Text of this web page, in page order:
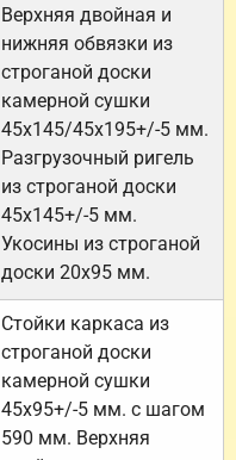
Верхняя двойная и
нижняя обвязки из
строганой доски
камерной сушки
45х145/45х195+/-5 мм.
Разгрузочный ригель
из строганой доски
45х145+/-5 мм.
Укосины из строганой
доски 20х95 мм.
Стойки каркаса из
строганой доски
камерной сушки
45х95+/-5 мм. с шагом
590 мм. Верхняя